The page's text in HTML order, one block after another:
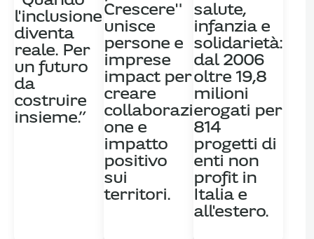
l'inclusione
diventa
reale. Per
un futuro
da
costruire
insieme.”
Crescere"
unisce
persone e
imprese
impact per
creare
collaborazi
one e
impatto
positivo
sui
territori.
salute,
infanzia e
solidarietà:
dal 2006
oltre 19,8
milioni
erogati per
814
progetti di
enti non
profit in
Italia e
all'estero.